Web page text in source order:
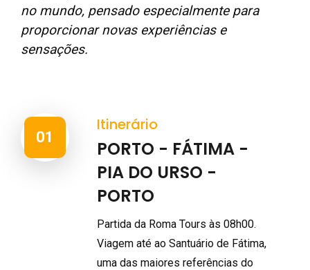
no mundo, pensado especialmente para
proporcionar novas experiências e
sensações.
01
Itinerário
PORTO - FÁTIMA -
PIA DO URSO -
PORTO
Partida da Roma Tours às 08h00.
Viagem até ao Santuário de Fátima,
uma das maiores referências do